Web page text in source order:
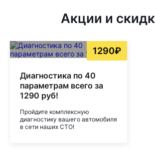
Акции и
1290₽
Диагностика по 40
параметрам всего за
1290 руб!
Пройдите комплексную
диагностику вашего автомобиля
в сети наших СТО!